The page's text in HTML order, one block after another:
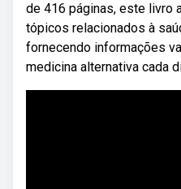
de 416 páginas, este livro
tópicos relacionados à
fornecendo informações
medicina alternativa cada